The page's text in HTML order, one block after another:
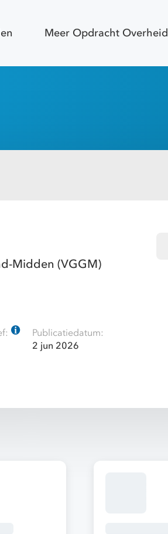
Meer Opdracht Overheid
Midden (VGGM)
Publicatiedatum:
2 jun 2026